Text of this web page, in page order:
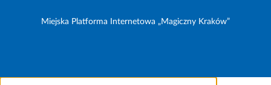
Miejska Platforma Internetowa „Magiczny Kraków”